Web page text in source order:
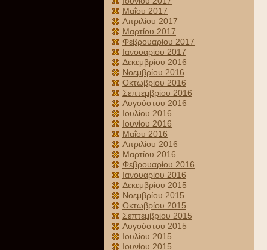
Μαΐου 2017
Απριλίου 2017
Μαρτίου 2017
Φεβρουαρίου 2017
Ιανουαρίου 2017
Δεκεμβρίου 2016
Νοεμβρίου 2016
Οκτωβρίου 2016
Σεπτεμβρίου 2016
Αυγούστου 2016
Ιουλίου 2016
Ιουνίου 2016
Μαΐου 2016
Απριλίου 2016
Μαρτίου 2016
Φεβρουαρίου 2016
Ιανουαρίου 2016
Δεκεμβρίου 2015
Νοεμβρίου 2015
Οκτωβρίου 2015
Σεπτεμβρίου 2015
Αυγούστου 2015
Ιουλίου 2015
Ιουνίου 2015